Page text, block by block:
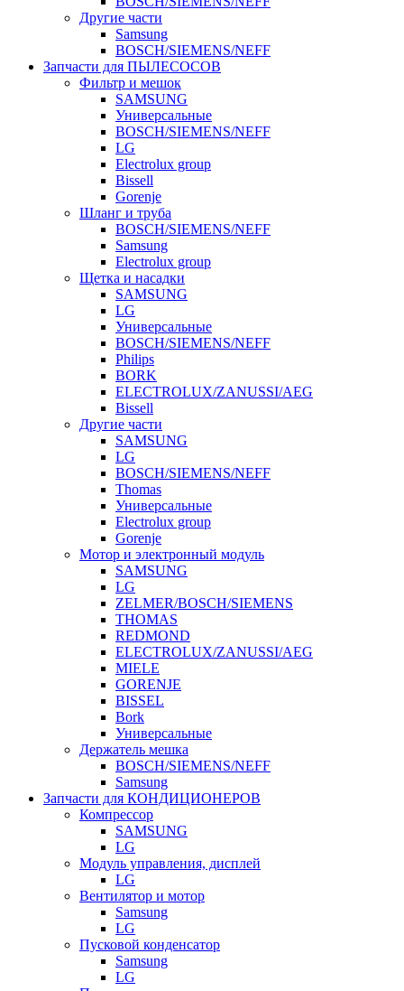
Другие части
Samsung
BOSCH/SIEMENS/NEFF
Запчасти для ПЫЛЕСОСОВ
Фильтр и мешок
SAMSUNG
Универсальные
BOSCH/SIEMENS/NEFF
LG
Electrolux group
Bissell
Gorenje
Шланг и труба
BOSCH/SIEMENS/NEFF
Samsung
Electrolux group
Щетка и насадки
SAMSUNG
LG
Универсальные
BOSCH/SIEMENS/NEFF
Philips
BORK
ELECTROLUX/ZANUSSI/AEG
Bissell
Другие части
SAMSUNG
LG
BOSCH/SIEMENS/NEFF
Thomas
Универсальные
Electrolux group
Gorenje
Мотор и электронный модуль
SAMSUNG
LG
ZELMER/BOSCH/SIEMENS
THOMAS
REDMOND
ELECTROLUX/ZANUSSI/AEG
MIELE
GORENJE
BISSEL
Bork
Универсальные
Держатель мешка
BOSCH/SIEMENS/NEFF
Samsung
Запчасти для КОНДИЦИОНЕРОВ
Компрессор
SAMSUNG
LG
Модуль управления, дисплей
LG
Вентилятор и мотор
Samsung
LG
Пусковой конденсатор
Samsung
LG